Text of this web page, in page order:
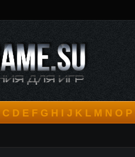
C D E F G H I J K L M N O P